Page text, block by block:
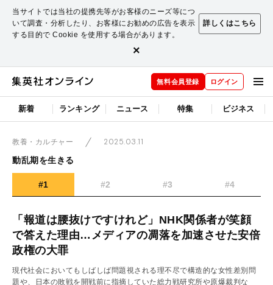
当サイトでは当社の提携先等がお客様のニーズ等につ
いて調査・分析したり、お客様にお勧めの広告を表示
する目的で Cookie を使用する場合があります。
詳しくはこちら
×
無料会員登録 ログイン
新着 ランキング ニュース 特集 ビジネス
教養・カルチャー
2025.03.11
動乱期を生きる
#1 #2 #3 #4
「報道は腰抜けですけれど」NHK関係者が笑顔
で答えた理由…メディアの凋落を加速させた安倍
政権の大罪
現代社会においてもしばしば問題視される理不尽で構造的な女性差別問
題や、日本の敗戦を開戦前に指摘していた総力戦研究所や原爆裁判な